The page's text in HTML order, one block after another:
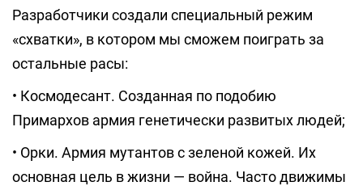
Разработчики создали специальный режим
«схватки», в котором мы сможем поиграть за
остальные расы:
• Космодесант. Созданная по подобию
Примархов армия генетически развитых людей;
• Орки. Армия мутантов с зеленой кожей. Их
основная цель в жизни — война. Часто движимы